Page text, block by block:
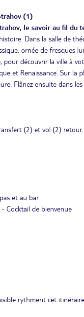
(1)
le savoir au fil du
Dans la salle de
ornée de fresques
découvrir la ville à
et Renaissance. Sur
Flânez ensuite dans
(2) et vol (2) retour.
et au bar
- Cocktail de bienvenue
rythment cet